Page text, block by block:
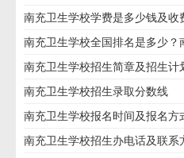
南充卫生学校学费是多少钱及收
南充卫生学校全国排名是多少？
南充卫生学校招生简章及招生计
南充卫生学校招生录取分数线
南充卫生学校报名时间及报名方
南充卫生学校招生办电话及联系